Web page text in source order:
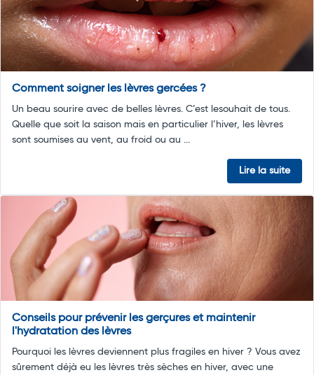
Comment soigner les lèvres gercées ?
Un beau sourire avec de belles lèvres. C’est lesouhait de tous.
Quelle que soit la saison mais en particulier l’hiver, les lèvres
sont soumises au vent, au froid ou au ...
Lire la suite
Conseils pour prévenir les gerçures et maintenir
l'hydratation des lèvres
Pourquoi les lèvres deviennent plus fragiles en hiver ? Vous avez
sûrement déjà eu les lèvres très sèches en hiver, avec une